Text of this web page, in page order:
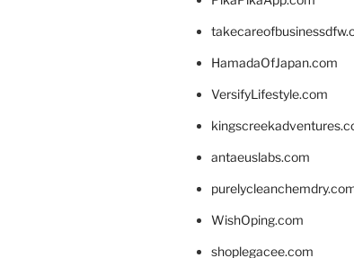
HamadaOfJapan.com
VersifyLifestyle.com
antaeuslabs.com
WishOping.com
shoplegacee.com